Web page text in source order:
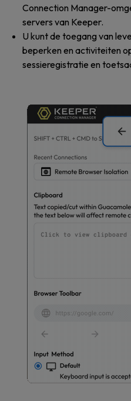
Connection Manager-
servers van Keeper.
U kunt de toegang van
beperken en activiteiten
sessieregistratie en